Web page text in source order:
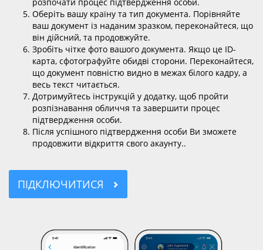
Оберіть вашу країну та тип документа. Порівняйте
ваш документ із наданим зразком, переконайтеся, що
він дійсний, та продовжуйте.
Зробіть чітке фото вашого документа. Якщо це ID-
карта, сфотографуйте обидві сторони. Переконайтеся,
що документ повністю видно в межах білого кадру, а
весь текст читається.
Дотримуйтесь інструкцій у додатку, щоб пройти
розпізнавання обличчя та завершити процес
підтвердження особи.
Після успішного підтвердження особи Ви зможете
продовжити відкриття свого акаунту..
ПІДКЛЮЧИТИСЯ